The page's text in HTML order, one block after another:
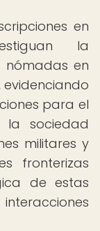
en
la
nómadas en
para el
sociedad
militares y
fronterizas
de estas